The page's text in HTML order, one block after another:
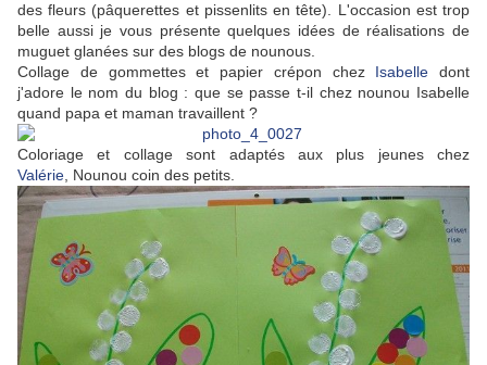
des fleurs (pâquerettes et pissenlits en tête). L'occasion est trop
belle aussi je vous présente quelques idées de réalisations de
muguet glanées sur des blogs de nounous.
Collage de gommettes et papier crépon chez Isabelle dont
j'adore le nom du blog : que se passe t-il chez nounou Isabelle
quand papa et maman travaillent ?
Coloriage et collage sont adaptés aux plus jeunes chez
Valérie , Nounou coin des petits.